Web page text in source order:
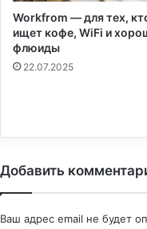
Workfrom — для тех,
ищет кофе, WiFi и
флюиды
22.07.2025
Добавить
Ваш адрес email не будет